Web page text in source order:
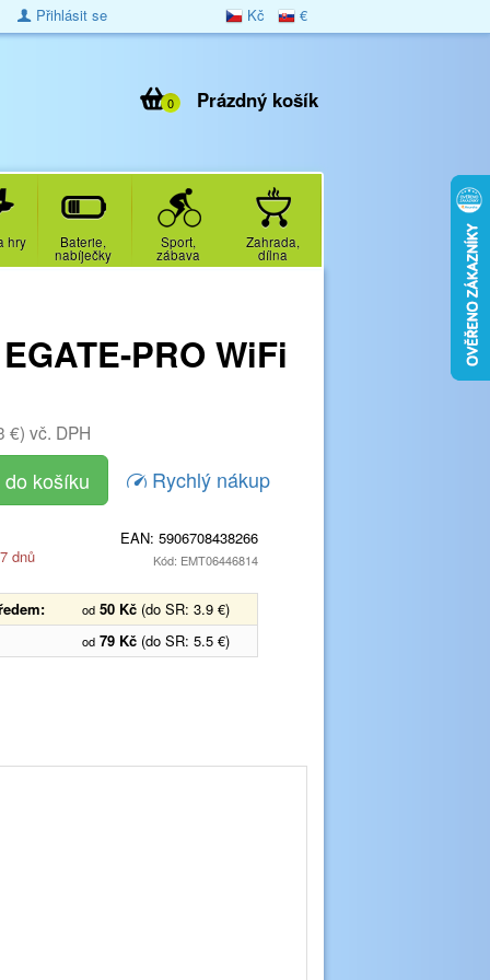
Kč €
Přihlásit se
Prázdný košík
0
hry Baterie,
nabíječky
Sport,
zábava
Zahrada,
dílna
PRO WiFi
€) vč. DPH
Rychlý nákup
dnů
EAN: 5906708438266
Kód: EMT06446814
od 50 Kč (do SR: 3.9 €)
od 79 Kč (do SR: 5.5 €)